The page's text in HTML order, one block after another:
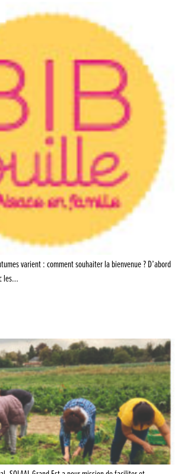
varient : comment souhaiter la bienvenue ? D’abord
les…